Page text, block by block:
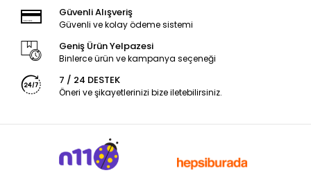
Güvenli Alışveriş
Güvenli ve kolay ödeme sistemi
Geniş Ürün Yelpazesi
Binlerce ürün ve kampanya seçeneği
7 / 24 DESTEK
Öneri ve şikayetlerinizi bize iletebilirsiniz.